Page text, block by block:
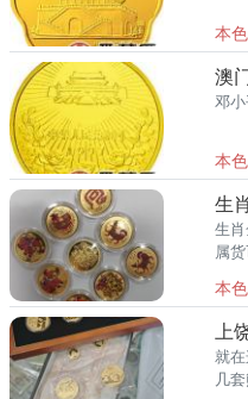
本
邓
本
生
属
规
市
本
就
几